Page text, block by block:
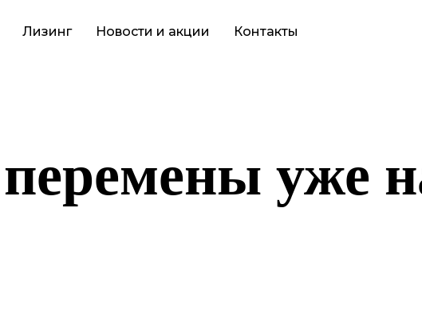
Лизинг Новости и акции Контакты
уже